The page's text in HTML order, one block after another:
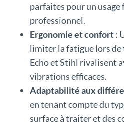
parfaites pour un usage
professionnel.
Ergonomie et confort:
limiter la fatigue lors de
Echo et Stihl rivalisent
vibrations efficaces.
Adaptabilité aux
en tenant compte du
surface à traiter et des